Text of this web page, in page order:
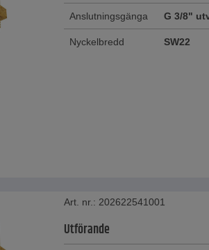
Anslutningsgänga G 3/8"
Nyckelbredd SW22
Art. nr.: 202622541001
Utförande